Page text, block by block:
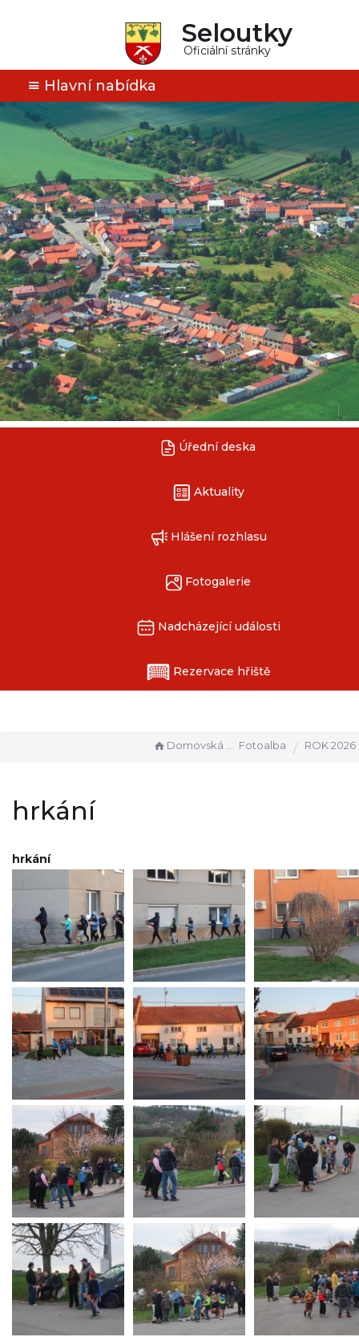
Seloutky
Oficiální stránky
Hlavní nabídka
Úřední deska
Aktuality
Hlášení rozhlasu
Fotogalerie
Nadcházející události
Rezervace hřiště
Domovská stránka Fotoalba ROK 2026
hrkání
hrkání